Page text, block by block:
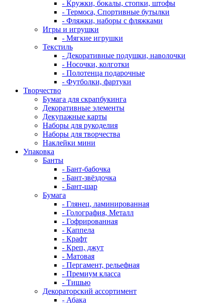
- Кружки, бокалы, стопки, штофы
- Термоса, Спортивные бутылки
- Фляжки, наборы с фляжками
Игры и игрушки
- Мягкие игрушки
Текстиль
- Декоративные подушки, наволочки
- Носочки, колготки
- Полотенца подарочные
- Футболки, фартуки
Творчество
Бумага для скрапбукинга
Декоративные элементы
Декупажные карты
Наборы для рукоделия
Наборы для творчества
Наклейки мини
Упаковка
Банты
- Бант-бабочка
- Бант-звёздочка
- Бант-шар
Бумага
- Глянец, ламинированная
- Голография, Металл
- Гофрированная
- Каппела
- Крафт
- Креп, джут
- Матовая
- Пергамент, рельефная
- Премиум класса
- Тишью
Декораторский ассортимент
- Абака